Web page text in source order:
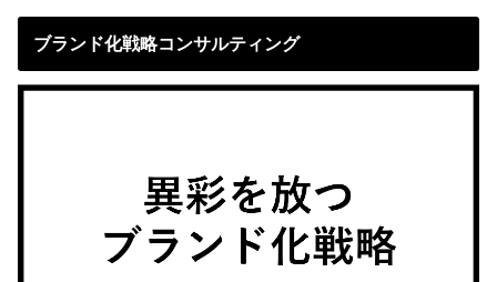
ブランド化戦略コンサルティング